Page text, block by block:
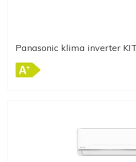
Panasonic klima inverter